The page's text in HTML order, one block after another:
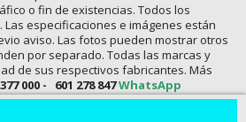
o fin de existencias. Todos los
. Las especificaciones e imágenes están
aviso. Las fotos pueden mostrar otros
por separado. Todas las marcas y
de sus respectivos fabricantes. Más
000 - 601 278 847WhatsApp